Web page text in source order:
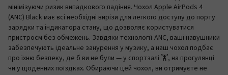
мінімізуючи ризик випадкового падіння. Чохол Apple AirPods 4
(ANC) Black має всі необхідні вирізи для легкого доступу до порту
зарядки та індикатора стану, що дозволяє користуватися
пристроєм без обмежень. Завдяки технології ANC, ваші навушники
забезпечують ідеальне занурення у музику, а наш чохол подбає
про їхню безпеку, де б ви не були — у спортзалі 🏋️, на прогулянці
чи у щоденних поїздках. Обираючи цей чохол, ви отримуєте не